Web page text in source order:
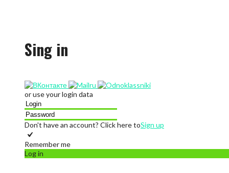
Sing in
or use your login data
Don't have an account? Click here toSign up
Remember me
Log in